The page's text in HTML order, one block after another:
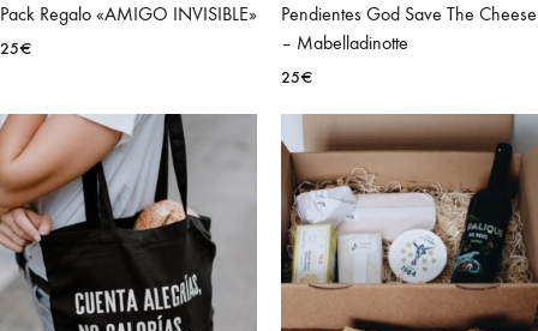
Pack Regalo «AMIGO INVISIBLE»
25€
Pendientes God Save The Cheese
– Mabelladinotte
25€